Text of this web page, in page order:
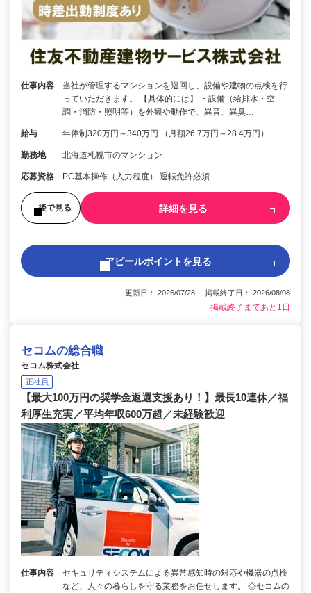
仕事内容
当社が管理するマンションを巡回し、設備や建物の点検を行
っていただきます。 【具体的には】 ・設備（給排水・空
調・消防・照明等）を外観や動作で、異音、異臭…
給与 年俸制320万円～340万円 （月額26.7万円～28.4万円）
勤務地 北海道札幌市のマンション
応募資格 PC基本操作（入力程度） 運転免許必須
後で見る 詳細を見る
アピールポイントを見る
更新日： 2026/07/28 掲載終了日： 2026/08/08
掲載終了まであと1日
セコムの総合職
セコム株式会社
正社員
【最大100万円の奨学金返還支援あり！】最長10連休／福
利厚生充実／平均年収600万超／未経験歓迎
仕事内容
セキュリティシステムによる異常感知時の対応や機器の点検
など、人々の暮らしを守る業務をお任せします。 ◎セコムの